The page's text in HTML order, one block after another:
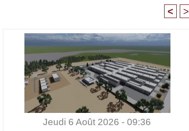
< >
Jeudi 6 Août 2026 - 09:36